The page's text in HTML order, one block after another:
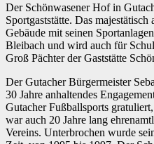
Der Schönwasener Hof in
Sportgaststätte. Das
Gebäude mit seinen
Bleibach und wird auch für
Groß Pächter der Gaststätte
Der Gutacher Bürgermeister
30 Jahre anhaltendes
Gutacher Fußballsports
war auch 20 Jahre lang
Vereins. Unterbrochen wurde